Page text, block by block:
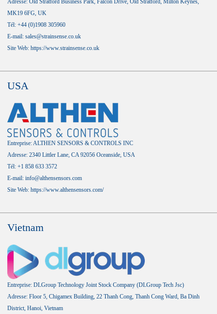
MK19 6FG, UK
Tél: +44 (0)1908 305960
E-mail: sales@strainsense.co.uk
Site Web: https://www.strainsense.co.uk
USA
Entreprise: ALTHEN SENSORS & CONTROLS INC
Adresse: 2340 Littler Lane, CA 92056 Oceanside, USA
Tél: +1 858 633 3572
E-mail: info@althensensors.com
Site Web: https://www.althensensors.com/
Vietnam
Entreprise: DLGroup Technology Joint Stock Company (DLGroup Tech Jsc)
Adresse: Floor 5, Chigamex Building, 22 Thanh Cong, Thanh Cong Ward, Ba Dinh
District, Hanoi, Vietnam